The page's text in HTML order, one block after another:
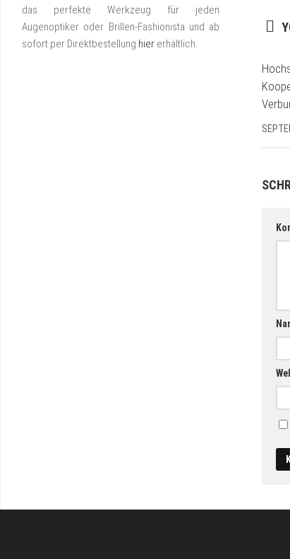
das perfekte Werkzeug für jeden
Augenoptiker oder Brillen-Fashionista und ab
sofort per Direktbestellung hier erhältlich.